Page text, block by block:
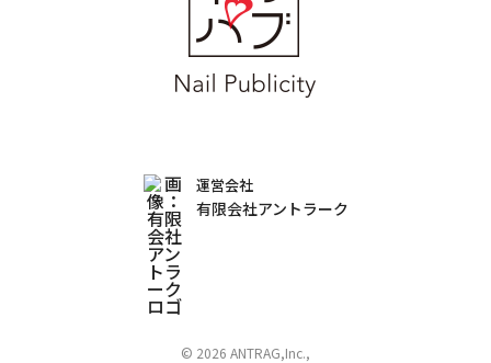
運営会社
有限会社アントラーク
© 2026 ANTRAG,Inc.,